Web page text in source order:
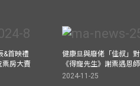
&首映禮
票房大賣
健康旦與廢佬「佳叔」
《得寵先生》謝票遇恩
2024-11-25